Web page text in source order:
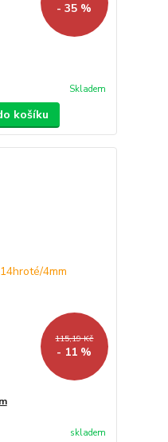
- 35 %
Skladem
košíku
115,19 Kč
- 11 %
skladem